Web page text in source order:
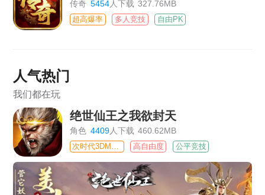
传奇 5454人下载 327.76MB
超高爆率 多人竞技 自由PK
人气热门
我们都在玩
绝世仙王之我欲封天
角色 4409人下载 460.62MB
高自由度 公平竞技